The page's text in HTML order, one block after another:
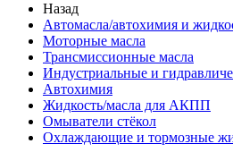
Назад
Автомасла/автохимия и
Моторные масла
Трансмиссионные масла
Индустриальные и
Автохимия
Жидкость/масла для АКПП
Омыватели стёкол
Охлаждающие и тормозные